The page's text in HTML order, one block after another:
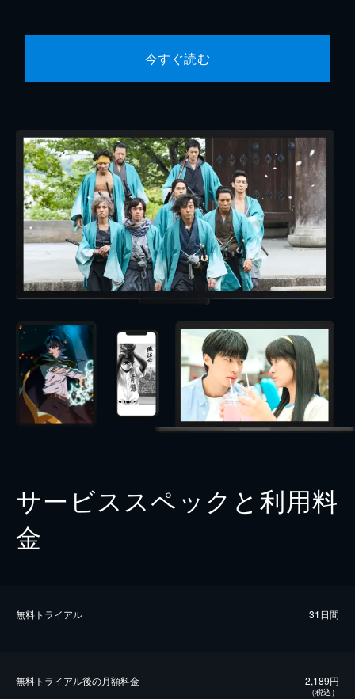
今すぐ読む
サービススペックと利用料
金
無料トライアル 31日間
無料トライアル後の⽉額料金 2,189円
（税込）